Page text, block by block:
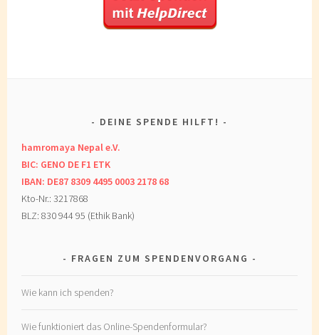
DEINE SPENDE HILFT!
hamromaya Nepal e.V.
BIC: GENO DE F1 ETK
IBAN: DE87 8309 4495 0003 2178 68
Kto-Nr.: 3217868
BLZ: 830 944 95 (Ethik Bank)
FRAGEN ZUM SPENDENVORGANG
Wie kann ich spenden?
Wie funktioniert das Online-Spendenformular?